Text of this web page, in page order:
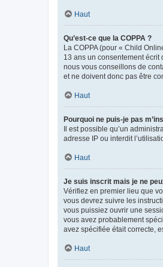
Haut
Qu’est-ce que la COPPA ?
La COPPA (pour « Child
13 ans un consentement écrit
nous vous conseillons de
et ne doivent donc pas être
Haut
Pourquoi ne puis-je pas
Il est possible qu’un
adresse IP ou interdit
Haut
Je suis inscrit mais je ne
Vérifiez en premier lieu que
vous devrez suivre les
vous puissiez ouvrir une
vous avez probablement
avez spécifiée était correcte,
Haut